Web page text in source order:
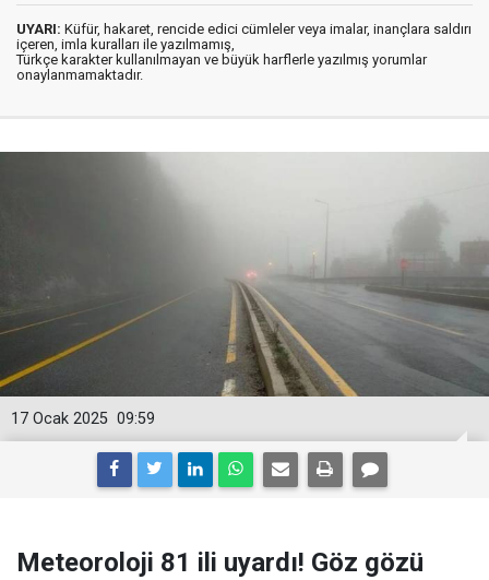
UYARI: Küfür, hakaret, rencide edici cümleler veya imalar, inançlara saldırı
içeren, imla kuralları ile yazılmamış,
Türkçe karakter kullanılmayan ve büyük harflerle yazılmış yorumlar
onaylanmamaktadır.
09:59
17 Ocak 2025
Meteoroloji 81 ili uyardı! Göz gözü